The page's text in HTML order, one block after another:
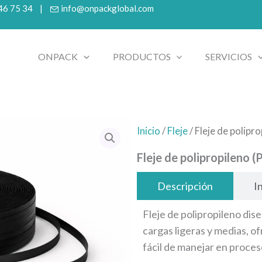
75 34 | info@onpackglobal.com
ONPACK PRODUCTOS SERVICIOS
Inicio / Fleje/ Fleje de
Fleje de polipropileno
Descripción
Fleje de polipropileno
cargas ligeras y medias,
fácil de manejar en